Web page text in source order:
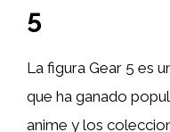
5
La figura Gear 5 es
que ha ganado
anime y los